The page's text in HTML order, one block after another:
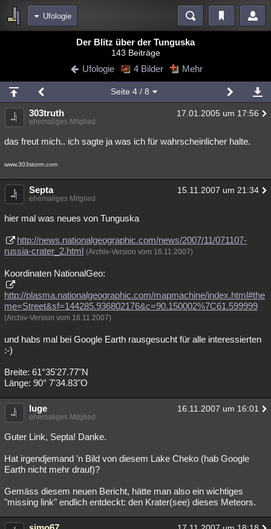
Ufologie
Blogs Videos
Chat Wiki Neuigkeiten
meine Rubriken
Menschen Mystery Kriminalfälle
Spiritualität Verschwörungen Technologie Ufologie
Natur Umfragen
weitere Rubriken
Philosophie Träume
Astronomie Helpdesk Gruppen
Musik Clash Verbesserungen Allmystery English
Besucht
Lesenswert Schlüsselwörter
Der Blitz über der Tunguska
143 Beiträge
Ufologie 4 Bilder Mehr
Seite 4/ 8
303truth 17.01.2005 um 17:56
ehemaliges Mitglied
das freut mich.. ich sagte ja was ich für wahrscheinlicher halte.
www.303storm.com
Septa 15.11.2007 um 21:34
ehemaliges Mitglied
hier mal was neues von Tunguska
http://news.nationalgeographic.com/news/2007/11/071107-
russia-crater_2.html (Archiv-Version vom 16.11.2007)
Koordinaten NationalGeo:
http://plasma.nationalgeographic.com/mapmachine/index.html#the
me=Street&sf=144285.936802176&c=90.150002%7C61.599999
(Archiv-Version vom 16.11.2007)
und habs mal bei Google Earth rausgesucht für alle interessierten
:-)
Breite: 61°35'27.77"N
Länge: 90° 7'34.83"O
luge 16.11.2007 um 16:01
ehemaliges Mitglied
Guter Link, Septa! Danke.
Hat irgendjemand 'n Bild von diesem Lake Cheko (hab Google
Earth nicht mehr drauf)?
Gemäss diesem neuen Bericht, hätte man also ein wichtiges
"missing link" endlich entdeckt: den Krater(see) dieses Meteors.